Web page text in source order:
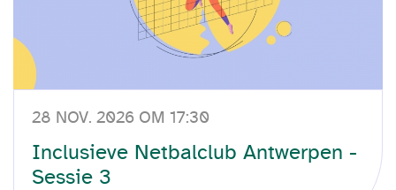
28 NOV. 2026 OM 17:30
Inclusieve Netbalclub Antwerpen -
Sessie 3